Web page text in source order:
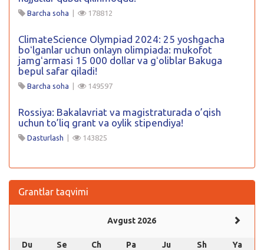
Barcha soha | 178812
ClimateScience Olympiad 2024: 25 yoshgacha
boʻlganlar uchun onlayn olimpiada: mukofot
jamgʻarmasi 15 000 dollar va gʻoliblar Bakuga
bepul safar qiladi!
Barcha soha | 149597
Rossiya: Bakalavriat va magistraturada o’qish
uchun to’liq grant va oylik stipendiya!
Dasturlash | 143825
Grantlar taqvimi
Avgust 2026
Du Se Ch Pa Ju Sh
Ya